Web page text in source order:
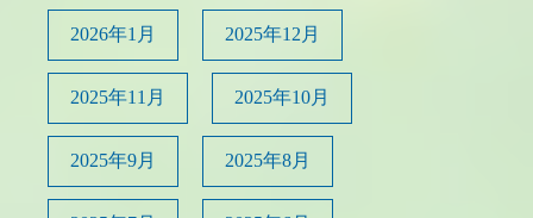
2026年1月 2025年12月
2025年11月 2025年10月
2025年9月 2025年8月